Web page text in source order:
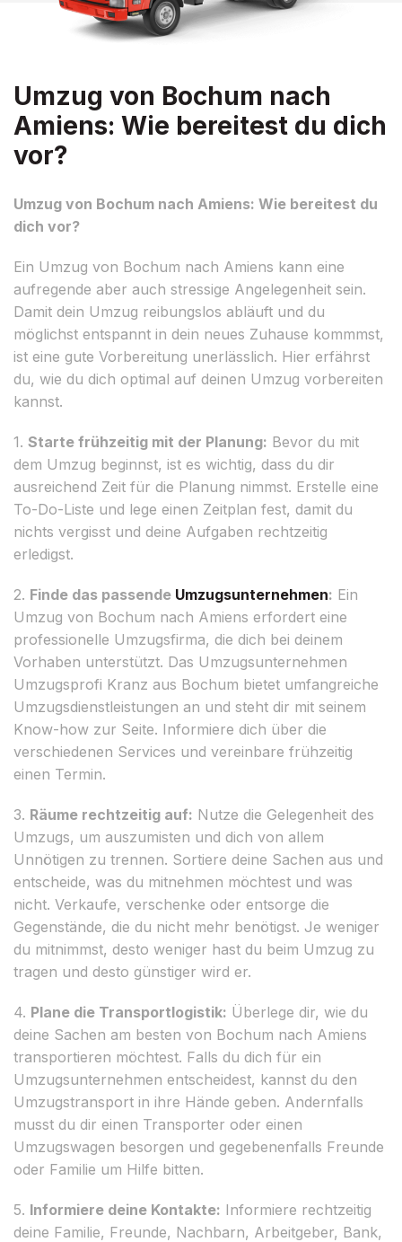
Umzug von Bochum nach
Amiens: Wie bereitest du dich
vor?
Umzug von Bochum nach Amiens: Wie bereitest du
dich vor?
Ein Umzug von Bochum nach Amiens kann eine
aufregende aber auch stressige Angelegenheit sein.
Damit dein Umzug reibungslos abläuft und du
möglichst entspannt in dein neues Zuhause kommmst,
ist eine gute Vorbereitung unerlässlich. Hier erfährst
du, wie du dich optimal auf deinen Umzug vorbereiten
kannst.
1. Starte frühzeitig mit der Planung: Bevor du mit
dem Umzug beginnst, ist es wichtig, dass du dir
ausreichend Zeit für die Planung nimmst. Erstelle eine
To-Do-Liste und lege einen Zeitplan fest, damit du
nichts vergisst und deine Aufgaben rechtzeitig
erledigst.
2. Finde das passende Umzugsunternehmen: Ein
Umzug von Bochum nach Amiens erfordert eine
professionelle Umzugsfirma, die dich bei deinem
Vorhaben unterstützt. Das Umzugsunternehmen
Umzugsprofi Kranz aus Bochum bietet umfangreiche
Umzugsdienstleistungen an und steht dir mit seinem
Know-how zur Seite. Informiere dich über die
verschiedenen Services und vereinbare frühzeitig
einen Termin.
3. Räume rechtzeitig auf: Nutze die Gelegenheit des
Umzugs, um auszumisten und dich von allem
Unnötigen zu trennen. Sortiere deine Sachen aus und
entscheide, was du mitnehmen möchtest und was
nicht. Verkaufe, verschenke oder entsorge die
Gegenstände, die du nicht mehr benötigst. Je weniger
du mitnimmst, desto weniger hast du beim Umzug zu
tragen und desto günstiger wird er.
4. Plane die Transportlogistik: Überlege dir, wie du
deine Sachen am besten von Bochum nach Amiens
transportieren möchtest. Falls du dich für ein
Umzugsunternehmen entscheidest, kannst du den
Umzugstransport in ihre Hände geben. Andernfalls
musst du dir einen Transporter oder einen
Umzugswagen besorgen und gegebenenfalls Freunde
oder Familie um Hilfe bitten.
5. Informiere deine Kontakte: Informiere rechtzeitig
deine Familie, Freunde, Nachbarn, Arbeitgeber, Bank,